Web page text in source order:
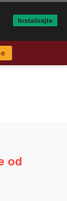
od
Instalirajte